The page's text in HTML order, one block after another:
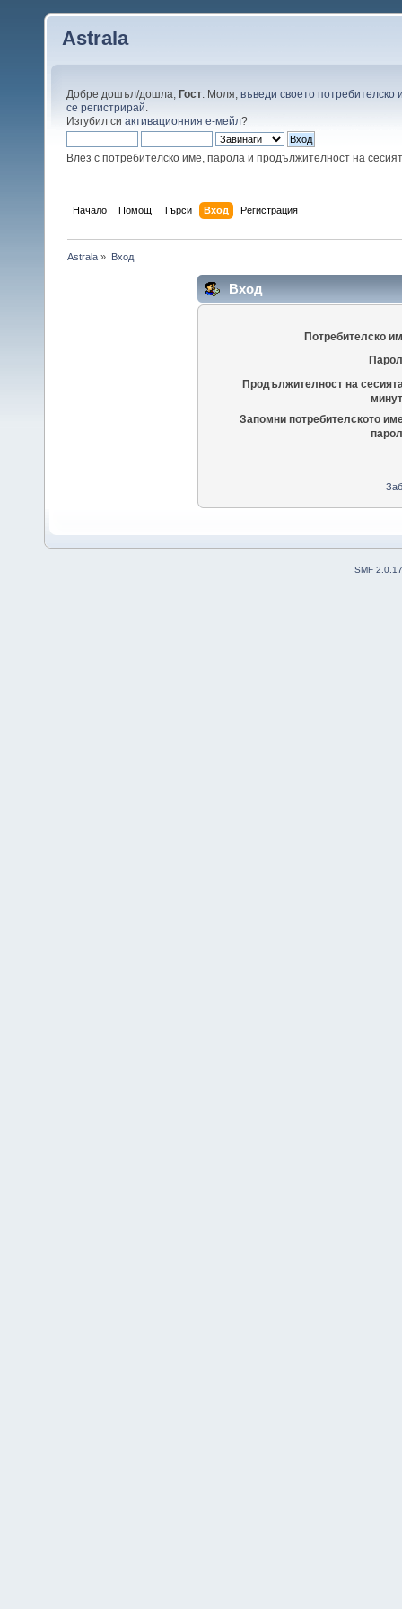
Astrala
Добре дошъл/дошла, Гост . Моля, въведи своето потребителско
се регистрирай
Изгубил си активационния е-мейл?
Влез с потребителско име, парола и продължителност на
Начало Помощ Търси Вход Регистрация
Astrala » Вход
Вход
Потребителско
Продължителност на
Запомни потребителското
SMF 2.0.17